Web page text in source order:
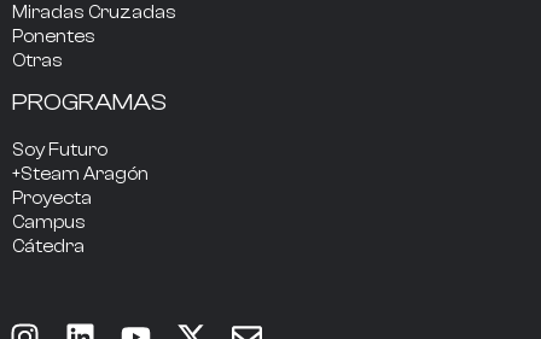
Miradas Cruzadas
Ponentes
Otras
PROGRAMAS
Soy Futuro
+Steam Aragón
Proyecta
Campus
Cátedra